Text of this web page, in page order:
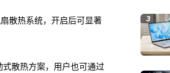
散热系统，开启后可显著
式散热方案，用户也可通过